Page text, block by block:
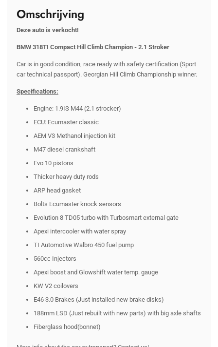
Omschrijving
Deze auto is verkocht!
BMW 318TI Compact Hill Climb Champion - 2.1 Stroker
Car is in good condition, race ready with safety certification (Sport
car technical passport). Georgian Hill Climb Championship winner.
Specifications:
Engine: 1.9IS M44 (2.1 strocker)
ECU: Ecumaster classic
AEM V3 Methanol injection kit
M47 diesel crankshaft
Evo 10 pistons
Thicker heavy duty rods
ARP head gasket
Bolts Ecumaster knock sensors
Evolution 8 TD05 turbo with Turbosmart external gate
Apexi intercooler with water spray
TI Automotive Walbro 450 fuel pump
560cc Injectors
Apexi boost and Glowshift water temp. gauge
KW V2 coilovers
E46 3.0 Brakes (Just installed new brake disks)
188mm LSD (Just rebuilt with new parts) with big axle shafts
Fiberglass hood(bonnet)